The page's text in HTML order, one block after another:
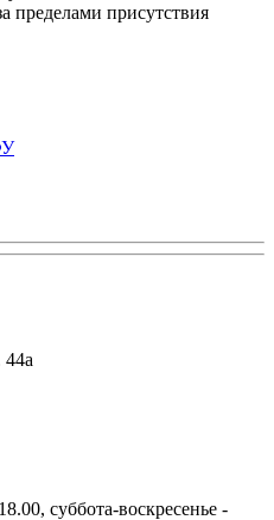
пределами присутствия
44а
суббота-воскресенье -